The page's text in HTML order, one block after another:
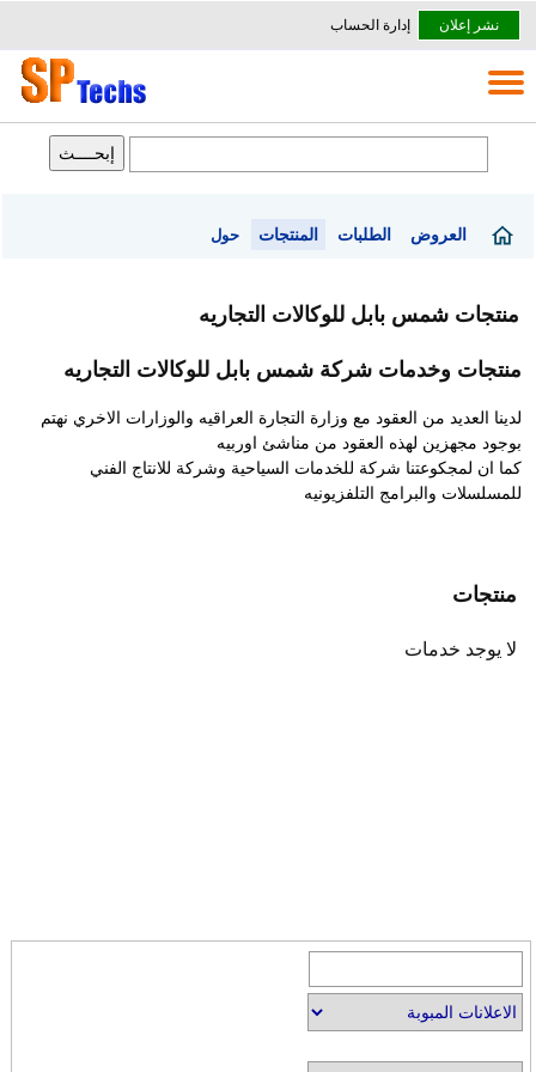
نشر إعلان إدارة الحساب
العروض الطلبات المنتجات حول
منتجات شمس بابل للوكالات التجاريه
منتجات وخدمات شركة شمس بابل للوكالات التجاريه
لدينا العديد من العقود مع وزارة التجارة العراقيه والوزارات الاخري نهتم
بوجود مجهزين لهذه العقود من مناشئ اوربيه
كما ان لمجكوعتنا شركة للخدمات السياحية وشركة للانتاج الفني
للمسلسلات والبرامج التلفزيونيه
منتجات
لا يوجد خدمات